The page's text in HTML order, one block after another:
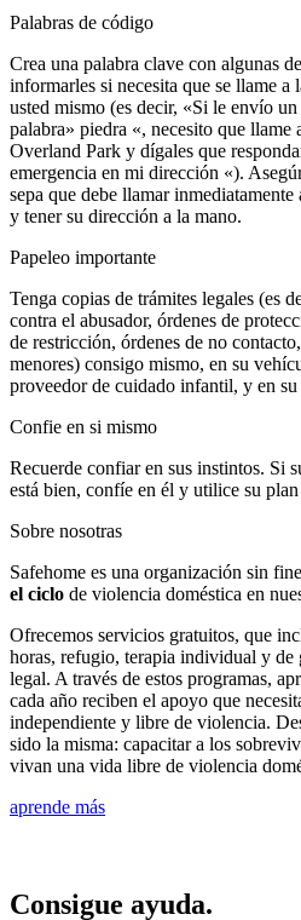
Palabras de código
Crea una palabra clave con algunas
informarles si necesita que se llame
usted mismo (es decir, «Si le envío
palabra» piedra «, necesito que
Overland Park y dígales que
emergencia en mi dirección «).
sepa que debe llamar
y tener su dirección a la mano.
Papeleo importante
Tenga copias de trámites legales (es
contra el abusador, órdenes de
de restricción, órdenes de no
menores) consigo mismo, en su
proveedor de cuidado infantil, y en su
Confie en si mismo
Recuerde confiar en sus instintos. Si
está bien, confíe en él y utilice su
Sobre nosotras
Safehome es una organización sin
el ciclo de violencia doméstica en
Ofrecemos servicios gratuitos, que
horas, refugio, terapia individual y
legal. A través de estos programas,
cada año reciben el apoyo que
independiente y libre de violencia.
sido la misma: capacitar a los
vivan una vida libre de violencia
aprende más
Consigue ayuda.